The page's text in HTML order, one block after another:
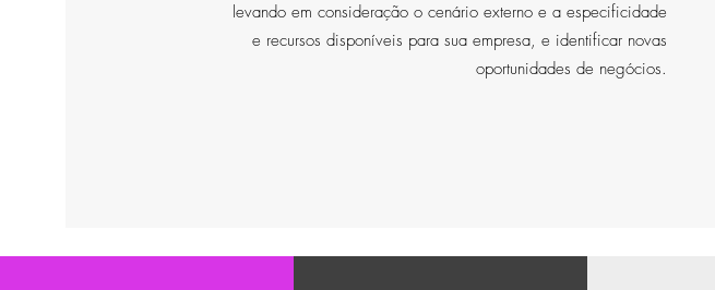
levando em consideração o cenário externo e a especificidade
e recursos disponíveis para sua empresa, e identificar novas
oportunidades de negócios.